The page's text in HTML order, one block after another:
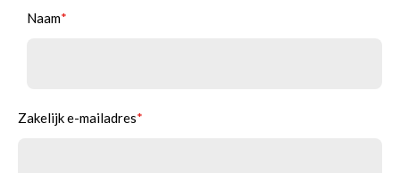
Naam*
Zakelijk e-mailadres*